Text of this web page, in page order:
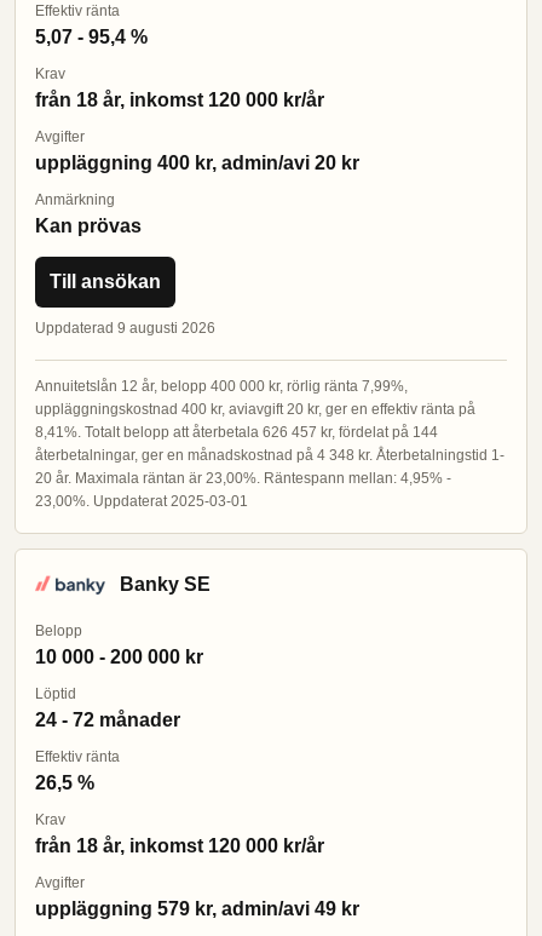
Effektiv ränta
5,07 - 95,4 %
Krav
från 18 år, inkomst 120 000 kr/år
Avgifter
uppläggning 400 kr, admin/avi 20 kr
Anmärkning
Kan prövas
Till ansökan
Uppdaterad 9 augusti 2026
Annuitetslån 12 år, belopp 400 000 kr, rörlig ränta 7,99%,
uppläggningskostnad 400 kr, aviavgift 20 kr, ger en effektiv ränta på
8,41%. Totalt belopp att återbetala 626 457 kr, fördelat på 144
återbetalningar, ger en månadskostnad på 4 348 kr. Återbetalningstid 1-
20 år. Maximala räntan är 23,00%. Räntespann mellan: 4,95% -
23,00%. Uppdaterat 2025-03-01
Banky SE
Belopp
10 000 - 200 000 kr
Löptid
24 - 72 månader
Effektiv ränta
26,5 %
Krav
från 18 år, inkomst 120 000 kr/år
Avgifter
uppläggning 579 kr, admin/avi 49 kr